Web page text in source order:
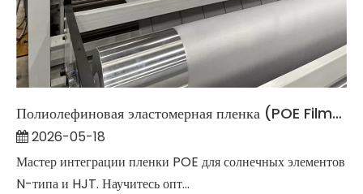
Полиолефиновая эластомерная пленка (POE Film): полное подробное руководство на 2026 год.
2026-05-18
Мастер интеграции пленки POE для солнечных элементов
N-типа и HJT. Научитесь опт...